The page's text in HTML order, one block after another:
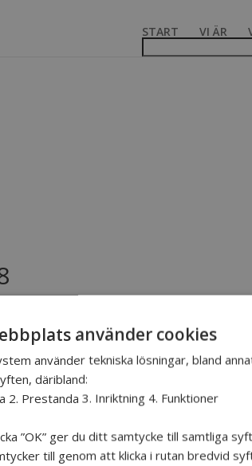
START VI ÄR
för Öppet hus. Kim höll lite föredrag om
När känner vi oss motiverade och när gör vi
testar idag Tai Chi som är en avslappnande,
öppet hus ska vi testa dans! Då hoppas
kommer bara att ha roligt.
använder cookies
använder tekniska lösningar, bland
däribland:
2. Prestanda 3. Inriktning 4. Funktioner
”OK” ger du ditt samtycke till samtliga
till genom att klicka i rutan bredvid